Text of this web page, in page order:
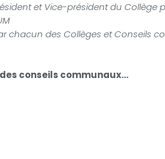
et Vice-président du Collège
chacun des Collèges et Conseils
conseils communaux…